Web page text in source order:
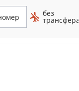
без
трансфера